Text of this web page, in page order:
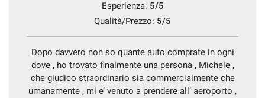
Esperienza: 5/5
Qualità/Prezzo: 5/5
Dopo davvero non so quante auto comprate in ogni
dove , ho trovato finalmente una persona , Michele ,
che giudico straordinario sia commercialmente che
umanamente , mi e’ venuto a prendere all’ aeroporto ,